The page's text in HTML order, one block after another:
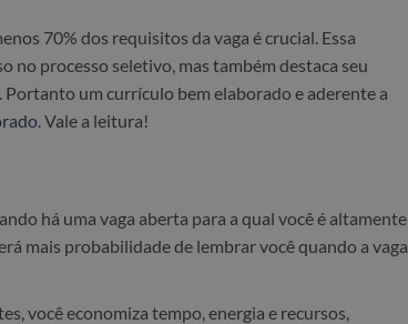
70% dos requisitos da vaga é crucial. Essa
no processo seletivo, mas também destaca seu
um currículo bem elaborado e aderente a
. Vale a leitura!
há uma vaga aberta para a qual você é altamente
mais probabilidade de lembrar você quando a vaga
você economiza tempo, energia e recursos,